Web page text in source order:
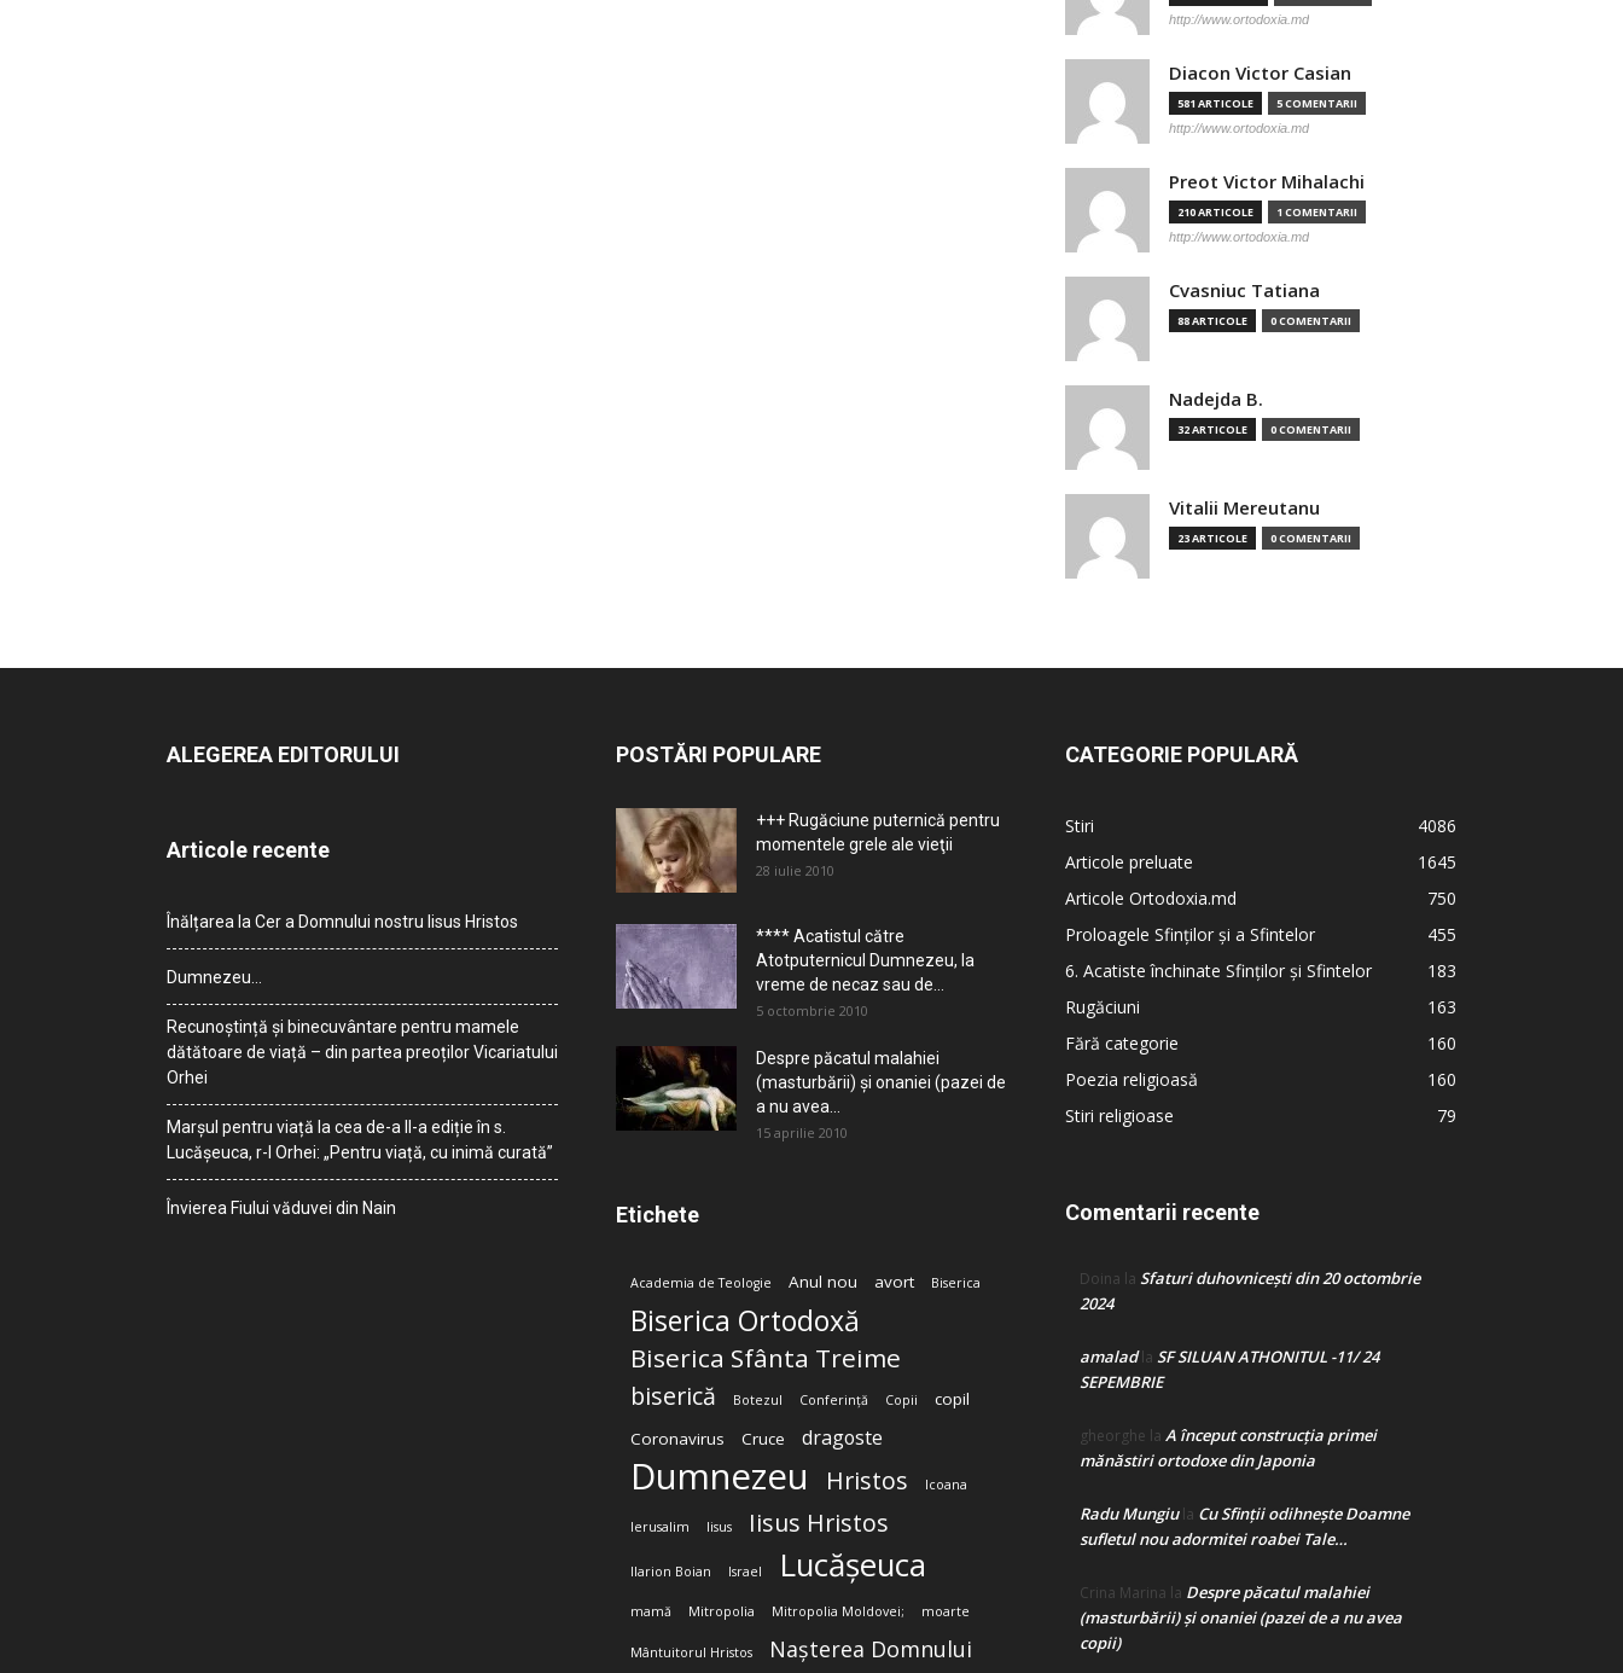
http://www.ortodoxia.md
Diacon Victor Casian
581 ARTICOLE 5 COMENTARII
http://www.ortodoxia.md
Preot Victor Mihalachi
210 ARTICOLE 1 COMENTARII
http://www.ortodoxia.md
Cvasniuc Tatiana
88 ARTICOLE 0 COMENTARII
Nadejda B.
32 ARTICOLE 0 COMENTARII
Vitalii Mereutanu
23 ARTICOLE 0 COMENTARII
ALEGEREA EDITORULUI
Articole recente
Înălțarea la Cer a Domnului nostru Iisus Hristos
Dumnezeu…
Recunoștință și binecuvântare pentru mamele
dătătoare de viață – din partea preoților Vicariatului
Orhei
Marșul pentru viață la cea de-a II-a ediție în s.
Lucășeuca, r-l Orhei: „Pentru viață, cu inimă curată”
Învierea Fiului văduvei din Nain
POSTĂRI POPULARE
+++ Rugăciune puternică pentru
momentele grele ale vieţii
28 iulie 2010
**** Acatistul către
Atotputernicul Dumnezeu, la
vreme de necaz sau de...
5 octombrie 2010
Despre păcatul malahiei
(masturbării) şi onaniei (pazei de
a nu avea...
15 aprilie 2010
Etichete
Academia de Teologie Anul nou avort Biserica
Biserica Ortodoxă
Biserica Sfânta Treime
biserică Botezul Conferință Copii
copil
Coronavirus
Cruce dragoste
Dumnezeu Hristos Icoana
Ierusalim Iisus Iisus Hristos
Ilarion Boian Israel Lucășeuca
mamă Mitropolia Mitropolia Moldovei; moarte
Mântuitorul Hristos Nașterea Domnului
CATEGORIE POPULARĂ
Stiri
4086
Articole preluate
1645
Articole Ortodoxia.md
750
Proloagele Sfinților și a Sfintelor
455
6. Acatiste închinate Sfinților și Sfintelor
183
Rugăciuni
163
Fără categorie
160
Poezia religioasă
160
Stiri religioase
79
Comentarii recente
Doina la Sfaturi duhovnicești din 20 octombrie
2024
amaladla SF SILUAN ATHONITUL -11/ 24
SEPEMBRIE
gheorghe la A început construcţia primei
mănăstiri ortodoxe din Japonia
Radu Mungiula Cu Sfinții odihnește Doamne
sufletul nou adormitei roabei Tale…
Crina Marina la Despre păcatul malahiei
(masturbării) şi onaniei (pazei de a nu avea
copii)